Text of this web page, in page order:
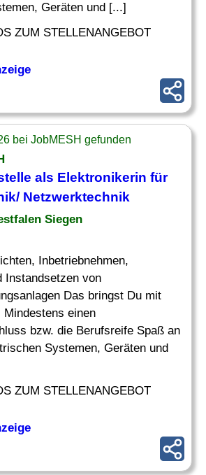
Geräten und [...]
ZUM STELLENANGEBOT
bei JobMESH gefunden
als Elektronikerin für
Netzwerktechnik
Siegen
Inbetriebnehmen,
Instandsetzen von
Das bringst Du mit
einen
bzw. die Berufsreife Spaß an
Systemen, Geräten und
ZUM STELLENANGEBOT